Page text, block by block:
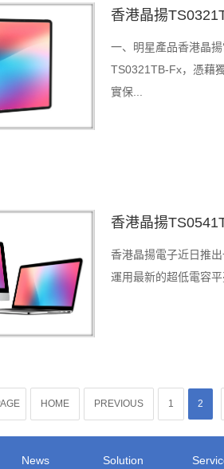
香港晶揚
一、明星產品香港晶
TS0321TB-Fx，憑藉
實保...
香港晶揚
香港晶揚電子近日推
運用最新的超低電容
HOME PREVIOUS 1 2
News Solution